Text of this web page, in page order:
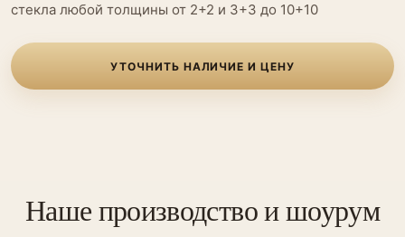
стекла любой толщины от 2+2 и 3+3 до 10+10
УТОЧНИТЬ НАЛИЧИЕ И ЦЕНУ
Наше производство и шоурум